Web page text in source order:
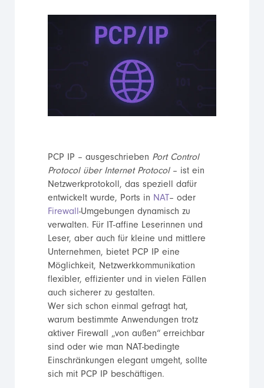
PCP IP – ausgeschrieben Port Control
Protocol über Internet Protocol– ist ein
Netzwerkprotokoll, das speziell dafür
entwickelt wurde, Ports in NAT– oder
Firewall-Umgebungen dynamisch zu
verwalten. Für IT-affine Leserinnen und
Leser, aber auch für kleine und mittlere
Unternehmen, bietet PCP IP eine
Möglichkeit, Netzwerkkommunikation
flexibler, effizienter und in vielen Fällen
auch sicherer zu gestalten.
Wer sich schon einmal gefragt hat,
warum bestimmte Anwendungen trotz
aktiver Firewall „von außen“ erreichbar
sind oder wie man NAT-bedingte
Einschränkungen elegant umgeht, sollte
sich mit PCP IP beschäftigen.